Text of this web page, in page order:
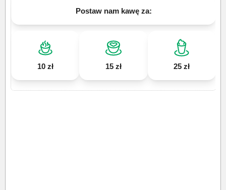
Postaw nam kawę za:
10 zł 15 zł 25 zł